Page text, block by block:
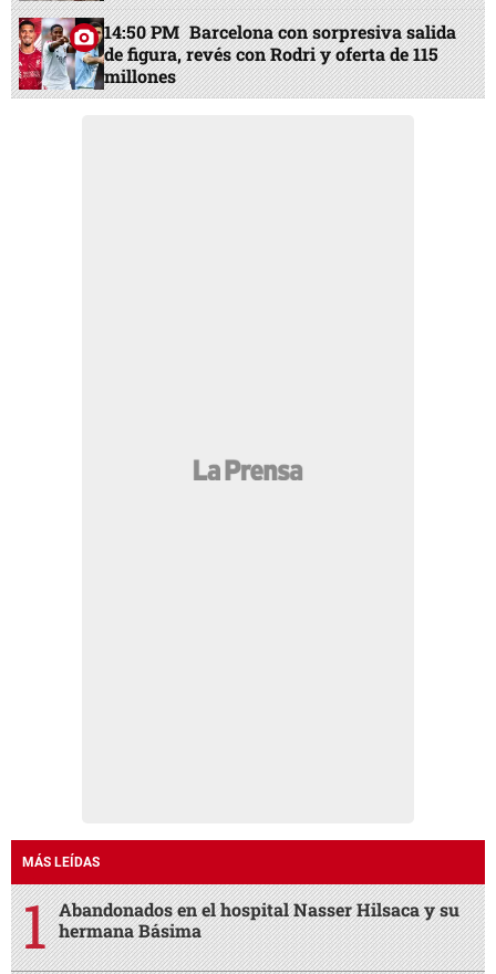
14:50 PM Barcelona con sorpresiva salida
de figura, revés con Rodri y oferta de 115
millones
MÁS LEÍDAS
Abandonados en el hospital Nasser Hilsaca y su
hermana Básima